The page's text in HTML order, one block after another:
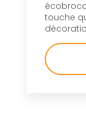
touche